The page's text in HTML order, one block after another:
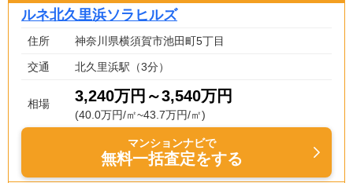
ルネ北久里浜ソラヒルズ
住所 神奈川県横須賀市池田町5丁目
交通 北久里浜駅（3分）
相場 3,240万円～3,540万円
(40.0万円/㎡~43.7万円/㎡)
マンションナビで
無料一括査定をする